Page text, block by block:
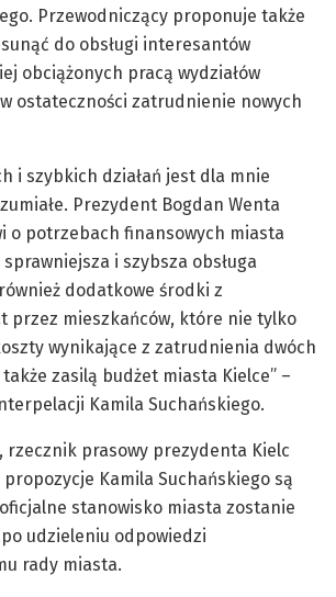
Przewodniczący proponuje także
do obsługi interesantów
obciążonych pracą wydziałów
ostateczności zatrudnienie nowych
i szybkich działań jest dla mnie
Prezydent Bogdan Wenta
o potrzebach finansowych miasta
i szybsza obsługa
dodatkowe środki z
przez mieszkańców, które nie tylko
wynikające z zatrudnienia dwóch
zasilą budżet miasta Kielce” –
Kamila Suchańskiego.
rzecznik prasowy prezydenta Kielc
propozycje Kamila Suchańskiego są
stanowisko miasta zostanie
udzieleniu odpowiedzi
rady miasta.